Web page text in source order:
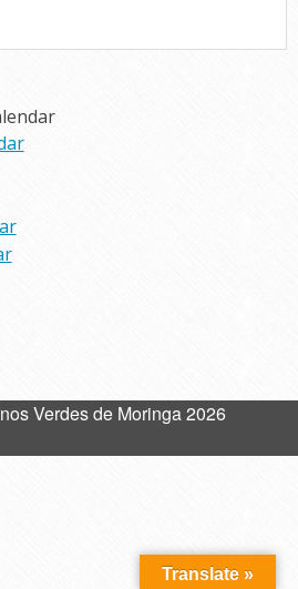
Verdes de Moringa 2026
Translate »